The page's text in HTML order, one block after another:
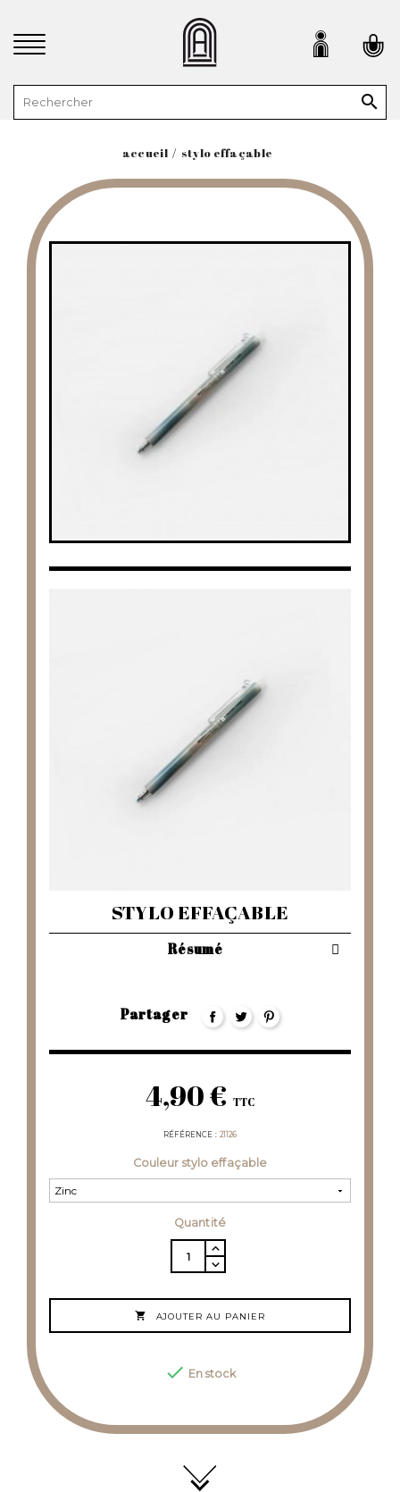

accueil stylo effaçable
STYLO EFFAÇABLE
Résumé
Partager
4,90 € TTC
RÉFÉRENCE 21126
Couleur stylo effaçable
Quantité
 AJOUTER AU PANIER
 En stock